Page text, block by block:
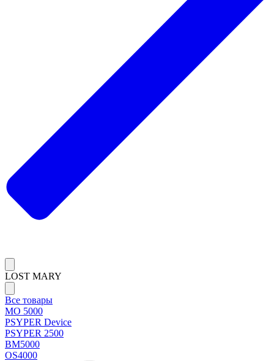
LOST MARY
Все товары
MO 5000
PSYPER Device
PSYPER 2500
BM5000
OS4000